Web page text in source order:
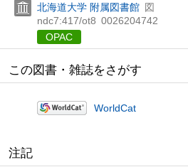
北海道大学 附属図書館 図
ndc7:417/ot8 0026204742
OPAC
この図書・雑誌をさがす
WorldCat
注記